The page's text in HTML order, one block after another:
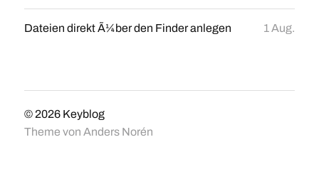
Dateien direkt Ã¼ber den Finder anlegen 1 Aug.
© 2026 Keyblog
Theme von Anders Norén